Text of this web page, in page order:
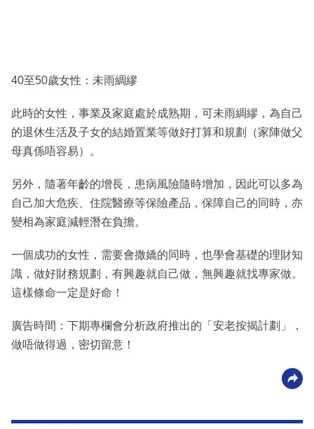
40至50歲女性：未雨綢繆
此時的女性，事業及家庭處於成熟期，可未雨綢繆，為自己
的退休生活及子女的結婚置業等做好打算和規劃（家陣做父
母真係唔容易）。
另外，隨著年齡的增長，患病風險隨時增加，因此可以多為
自己加大危疾、住院醫療等保險產品，保障自己的同時，亦
變相為家庭減輕潛在負擔。
一個成功的女性，需要會撒嬌的同時，也學會基礎的理財知
識，做好財務規劃，有興趣就自己做，無興趣就找專家做。
這樣條命一定是好命！
廣告時間：下期專欄會分析政府推出的「安老按揭計劃」，
做唔做得過，密切留意！